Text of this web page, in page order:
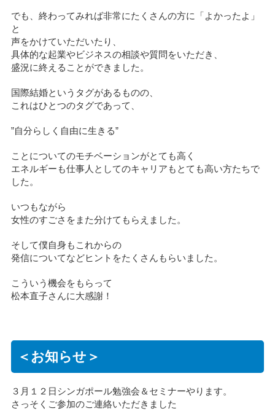
でも、終わってみれば非常にたくさんの方に「よかったよ」
と
声をかけていただいたり、
具体的な起業やビジネスの相談や質問をいただき、
盛況に終えることができました。
国際結婚というタグがあるものの、
これはひとつのタグであって、
”自分らしく自由に生きる”
ことについてのモチベーションがとても高く
エネルギーも仕事人としてのキャリアもとても高い方たちで
した。
いつもながら
女性のすごさをまた分けてもらえました。
そして僕自身もこれからの
発信についてなどヒントをたくさんもらいました。
こういう機会をもらって
松本直子さんに大感謝！
＜お知らせ＞
３月１２日シンガポール勉強会＆セミナーやります。
さっそくご参加のご連絡いただきました